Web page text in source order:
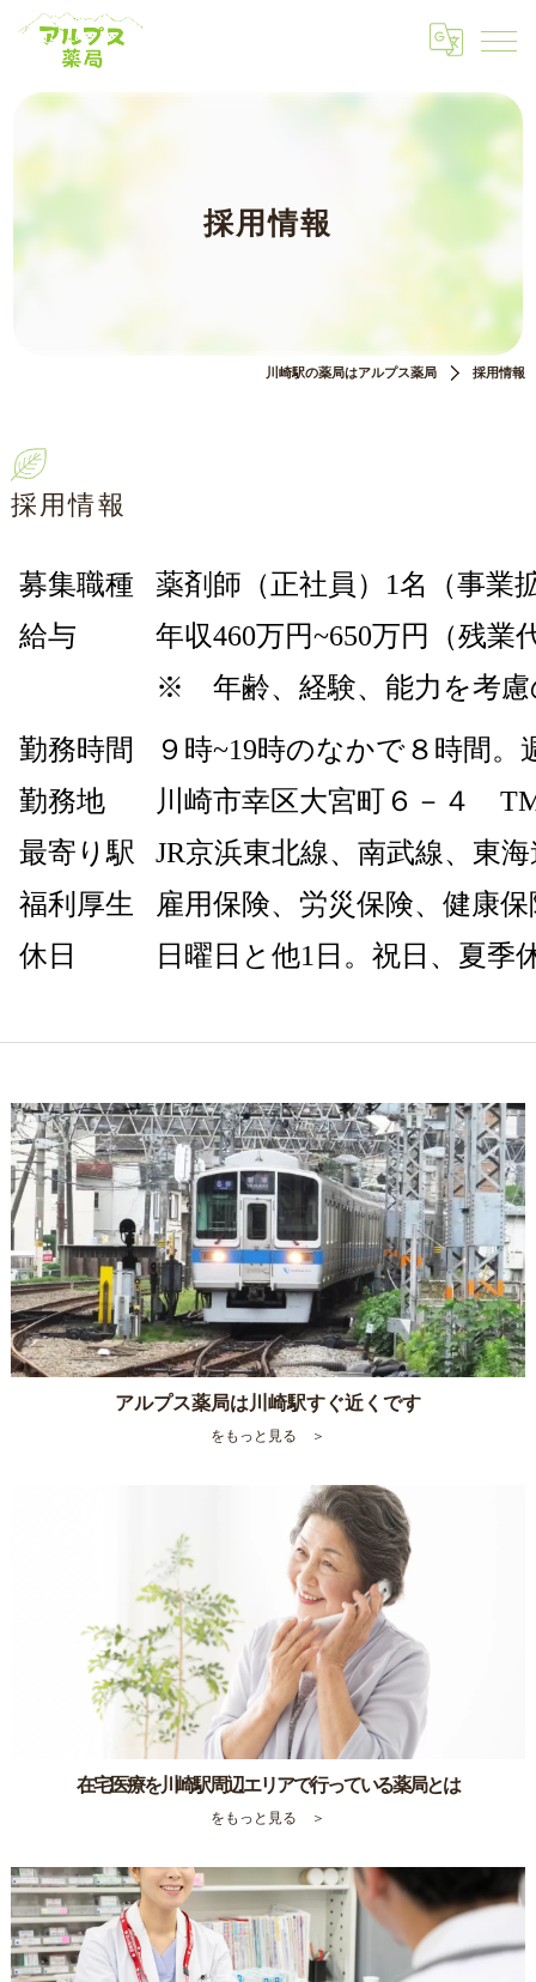
採用情報
川崎駅の薬局はアルプス薬局 採用情報
採用情報
募集職種
薬剤師（正社員）1名（事業
給与
年収460万円~650万円（残業
※ 年齢、経験、能力を考慮
勤務時間
９時~19時のなかで８時間
勤務地
川崎市幸区大宮町６－４
最寄り駅
JR京浜東北線、南武線、東
福利厚生
雇用保険、労災保険、健康
休日
日曜日と他1日。祝日、夏季
アルプス薬局は川崎駅すぐ近くです
をもっと見る ＞
在宅医療を川崎駅周辺エリアで行っている薬局とは
をもっと見る ＞